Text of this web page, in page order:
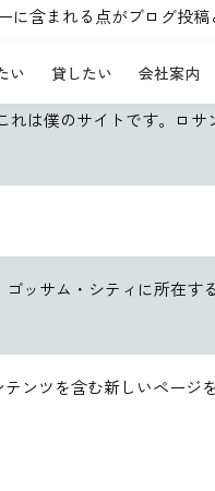
い 貸したい 会社案内
含まれる点がブログ投
は僕のサイトです。ロ
ッサム・シティに所在
ンツを含む新しいページ